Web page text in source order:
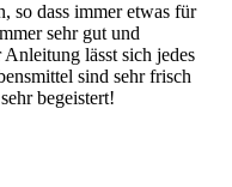
so dass immer etwas für
sehr gut und
Anleitung lässt sich jedes
sind sehr frisch
begeistert!